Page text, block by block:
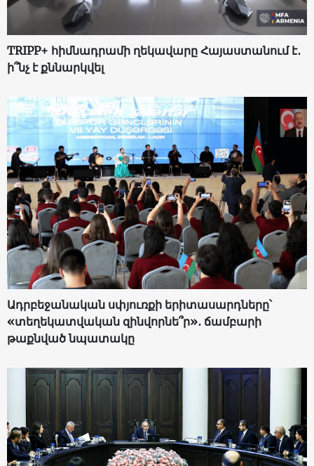
TRIPP+ հիմնադրամի ղեկավարը Հայաստանում է․
ի՞նչ է քննարկվել
Ադրբեջանական սփյուռքի երիտասարդները՝
«տեղեկատվական զինվորնե՞ր»․ ճամբարի
թաքնված նպատակը